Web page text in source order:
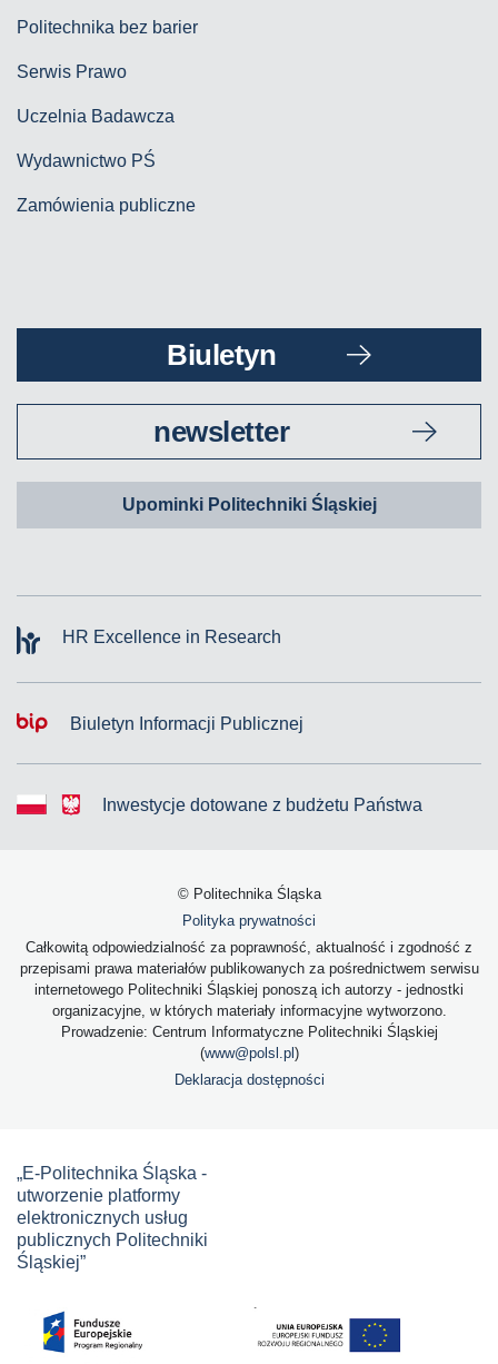
Politechnika bez barier
Serwis Prawo
Uczelnia Badawcza
Wydawnictwo PŚ
Zamówienia publiczne
Biuletyn
newsletter
Upominki Politechniki Śląskiej
HR Excellence in Research
Biuletyn Informacji Publicznej
Inwestycje dotowane z budżetu Państwa
© Politechnika Śląska
Polityka prywatności
Całkowitą odpowiedzialność za poprawność, aktualność i zgodność z
przepisami prawa materiałów publikowanych za pośrednictwem serwisu
internetowego Politechniki Śląskiej ponoszą ich autorzy - jednostki
organizacyjne, w których materiały informacyjne wytworzono.
Prowadzenie: Centrum Informatyczne Politechniki Śląskiej
(www@polsl.pl )
Deklaracja dostępności
„E-Politechnika Śląska -
utworzenie platformy
elektronicznych usług
publicznych Politechniki
Śląskiej”